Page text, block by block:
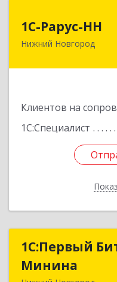
1С-Рарус-НН
Нижний Новгород
Клиентов на
1С:Специалист
603093,
1С:Первый
Минина
1С:Первый